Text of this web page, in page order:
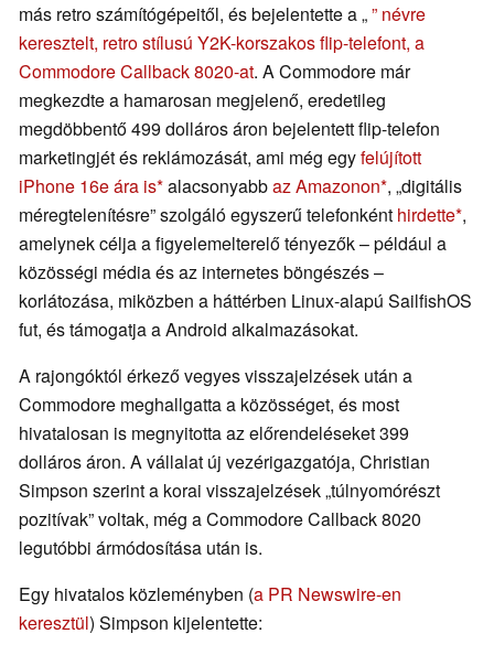
más retro számítógépeitől, és bejelentette a „” névre
keresztelt, retro stílusú Y2K-korszakos flip-telefont, a
Commodore Callback 8020-at. A Commodore már
megkezdte a hamarosan megjelenő, eredetileg
megdöbbentő 499 dolláros áron bejelentett flip-telefon
marketingjét és reklámozását, ami még egyfelújított
iPhone 16e ára is alacsonyabbaz Amazonon , „digitális
méregtelenítésre” szolgáló egyszerű telefonként hirdette ,
amelynek célja a figyelemelterelő tényezők – például a
közösségi média és az internetes böngészés –
korlátozása, miközben a háttérben Linux-alapú SailfishOS
fut, és támogatja a Android alkalmazásokat.
A rajongóktól érkező vegyes visszajelzések után a
Commodore meghallgatta a közösséget, és most
hivatalosan is megnyitotta az előrendeléseket 399
dolláros áron. A vállalat új vezérigazgatója, Christian
Simpson szerint a korai visszajelzések „túlnyomórészt
pozitívak” voltak, még a Commodore Callback 8020
legutóbbi ármódosítása után is.
Egy hivatalos közleményben (a PR Newswire-en
keresztül) Simpson kijelentette: